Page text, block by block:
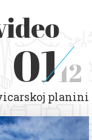
0112
planini